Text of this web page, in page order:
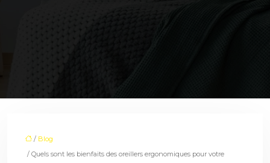
/ Blog
/ Quels sont les bienfaits des oreillers ergonomiques pour votre